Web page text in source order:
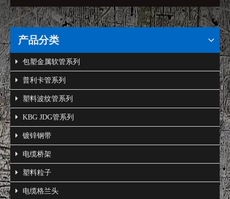
产品分类
包塑金属软管系列
普利卡管系列
塑料波纹管系列
KBG JDG管系列
镀锌钢带
电缆桥架
塑料粒子
电缆格兰头